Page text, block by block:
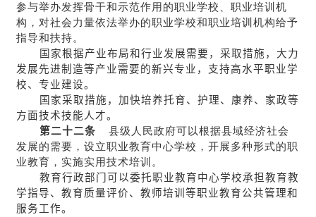
参与举办发挥骨干和示范作用的职业学校、职业培训机
构，对社会力量依法举办的职业学校和职业培训机构给予
指导和扶持。
国家根据产业布局和行业发展需要，采取措施，大力
发展先进制造等产业需要的新兴专业，支持高水平职业学
校、专业建设。
国家采取措施，加快培养托育、护理、康养、家政等
方面技术技能人才。
第二十二条 县级人民政府可以根据县域经济社会
发展的需要，设立职业教育中心学校，开展多种形式的职
业教育，实施实用技术培训。
教育行政部门可以委托职业教育中心学校承担教育教
学指导、教育质量评价、教师培训等职业教育公共管理和
服务工作。